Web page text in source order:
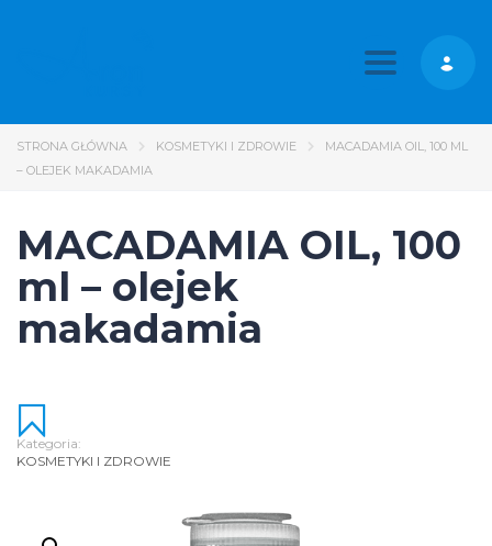
Toggle
STRONA GŁÓWNA KOSMETYKI I ZDROWIE
MACADAMIA OIL, 100 ML
– OLEJEK MAKADAMIA
MACADAMIA OIL, 100
ml – olejek
makadamia
Kategoria:
KOSMETYKI I ZDROWIE